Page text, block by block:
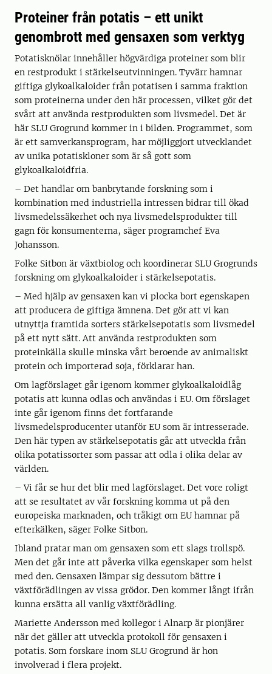
Proteiner från potatis – ett unikt
genombrott med gensaxen som verktyg
Potatisknölar innehåller högvärdiga proteiner som blir
en restprodukt i stärkelseutvinningen. Tyvärr hamnar
giftiga glykoalkaloider från potatisen i samma fraktion
som proteinerna under den här processen, vilket gör det
svårt att använda restprodukten som livsmedel. Det är
här SLU Grogrund kommer in i bilden. Programmet, som
är ett samverkansprogram, har möjliggjort utvecklandet
av unika potatiskloner som är så gott som
glykoalkaloidfria.
– Det handlar om banbrytande forskning som i
kombination med industriella intressen bidrar till ökad
livsmedelssäkerhet och nya livsmedelsprodukter till
gagn för konsumenterna, säger programchef Eva
Johansson.
Folke Sitbon är växtbiolog och koordinerar SLU Grogrunds
forskning om glykoalkaloider i stärkelsepotatis.
– Med hjälp av gensaxen kan vi plocka bort egenskapen
att producera de giftiga ämnena. Det gör att vi kan
utnyttja framtida sorters stärkelsepotatis som livsmedel
på ett nytt sätt. Att använda restprodukten som
proteinkälla skulle minska vårt beroende av animaliskt
protein och importerad soja, förklarar han.
Om lagförslaget går igenom kommer glykoalkaloidlåg
potatis att kunna odlas och användas i EU. Om förslaget
inte går igenom finns det fortfarande
livsmedelsproducenter utanför EU som är intresserade.
Den här typen av stärkelsepotatis går att utveckla från
olika potatissorter som passar att odla i olika delar av
världen.
– Vi får se hur det blir med lagförslaget. Det vore roligt
att se resultatet av vår forskning komma ut på den
europeiska marknaden, och tråkigt om EU hamnar på
efterkälken, säger Folke Sitbon.
Ibland pratar man om gensaxen som ett slags trollspö.
Men det går inte att påverka vilka egenskaper som helst
med den. Gensaxen lämpar sig dessutom bättre i
växtförädlingen av vissa grödor. Den kommer långt ifrån
kunna ersätta all vanlig växtförädling.
Mariette Andersson med kollegor i Alnarp är pionjärer
när det gäller att utveckla protokoll för gensaxen i
potatis. Som forskare inom SLU Grogrund är hon
involverad i flera projekt.